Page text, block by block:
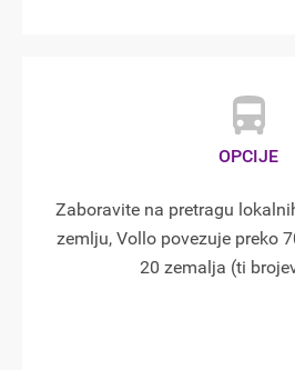
OPCIJE
Zaboravite na pretragu
zemlju, Vollo povezuje preko
20 zemalja (ti